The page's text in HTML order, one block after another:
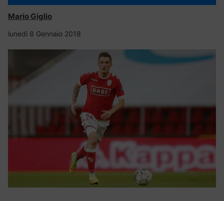
Mario Giglio
lunedì 8 Gennaio 2018